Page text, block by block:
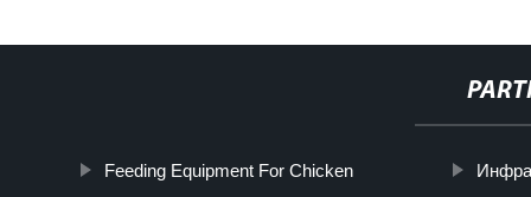
Feeding Equipment For Chicken